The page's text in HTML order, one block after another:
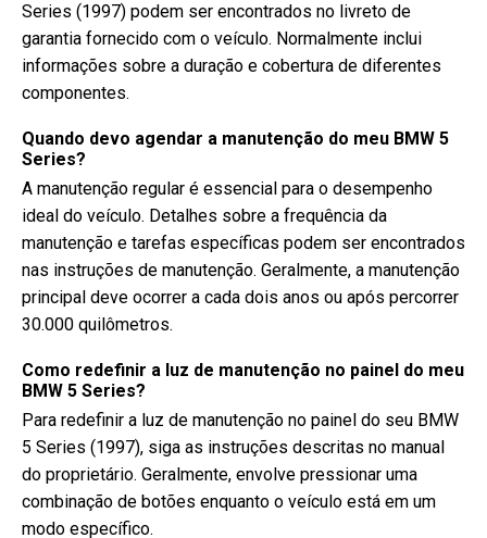
Series (1997) podem ser encontrados no livreto de
garantia fornecido com o veículo. Normalmente inclui
informações sobre a duração e cobertura de diferentes
componentes.
Quando devo agendar a manutenção do meu BMW 5
Series?
A manutenção regular é essencial para o desempenho
ideal do veículo. Detalhes sobre a frequência da
manutenção e tarefas específicas podem ser encontrados
nas instruções de manutenção. Geralmente, a manutenção
principal deve ocorrer a cada dois anos ou após percorrer
30.000 quilômetros.
Como redefinir a luz de manutenção no painel do meu
BMW 5 Series?
Para redefinir a luz de manutenção no painel do seu BMW
5 Series (1997), siga as instruções descritas no manual
do proprietário. Geralmente, envolve pressionar uma
combinação de botões enquanto o veículo está em um
modo específico.